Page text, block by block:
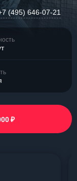
(495) 646-07-21
₽